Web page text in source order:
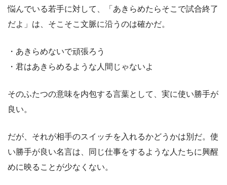
悩んでいる若手に対して、「あきらめたらそこで試合終了
だよ」は、そこそこ文脈に沿うのは確かだ。
・あきらめないで頑張ろう
・君はあきらめるような人間じゃないよ
そのふたつの意味を内包する言葉として、実に使い勝手が
良い。
だが、それが相手のスイッチを入れるかどうかは別だ。使
い勝手が良い名言は、同じ仕事をするような人たちに興醒
めに映ることが少なくない。